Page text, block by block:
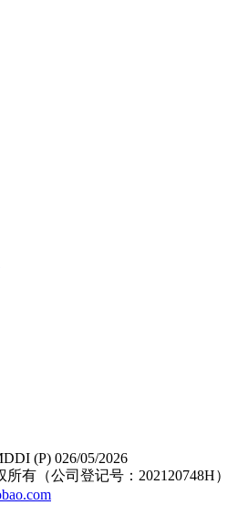
(P) 026/05/2026
有（公司登记号：202120748H）